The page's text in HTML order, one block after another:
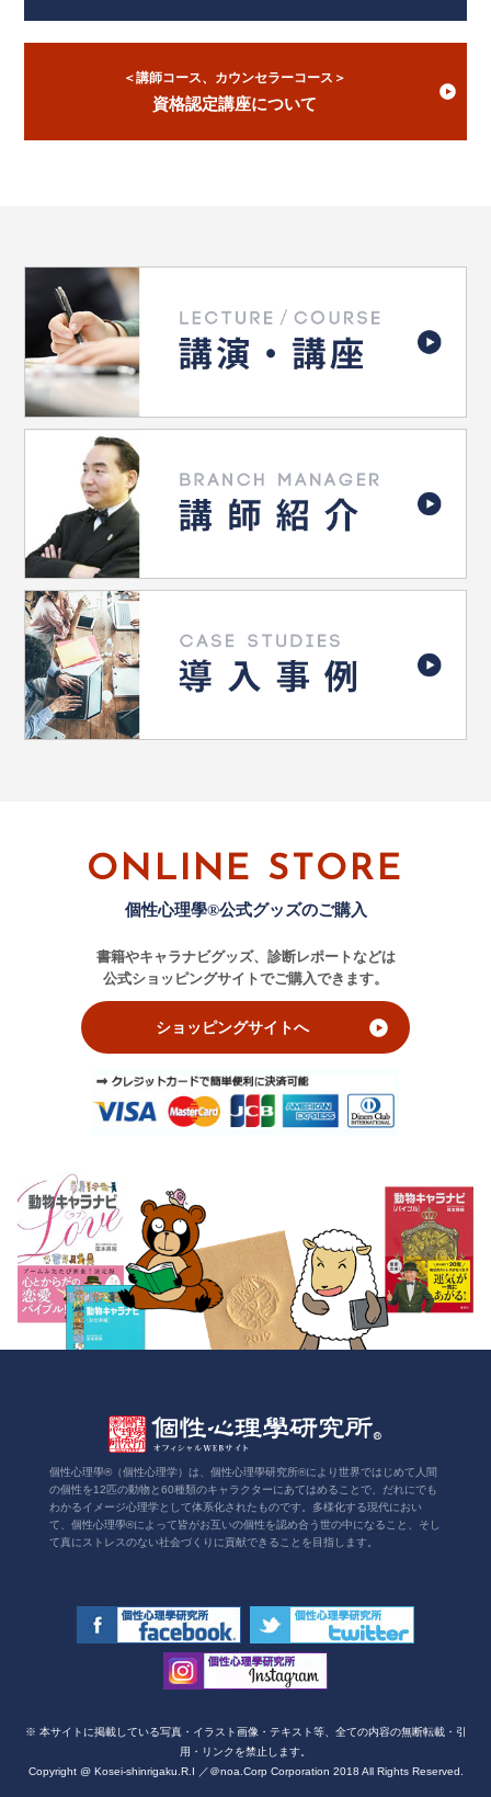
＜講師コース、カウンセラーコース＞
資格認定講座について
ONLINE STORE
個性心理學®公式グッズのご購入
書籍やキャラナビグッズ、診断レポートなどは
公式ショッピングサイトでご購入できます。
ショッピングサイトへ
個性心理學®（個性心理学）は、個性心理學研究所®により世界ではじめて人間
の個性を12匹の動物と60種類のキャラクターにあてはめることで、だれにでも
わかるイメージ心理学として体系化されたものです。多様化する現代におい
て、個性心理學®によって皆がお互いの個性を認め合う世の中になること、そし
て真にストレスのない社会づくりに貢献できることを目指します。
※ 本サイトに掲載している写真・イラスト画像・テキスト等、全ての内容の無断転載・引
用・リンクを禁止します。
Copyright @ Kosei-shinrigaku.R.I ／＠noa.Corp Corporation 2018 All Rights Reserved.